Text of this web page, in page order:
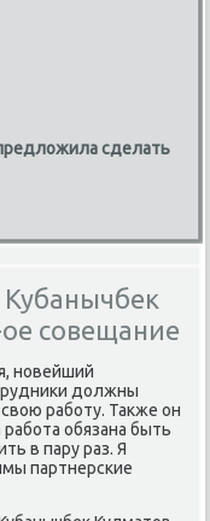
сделать
совещание
нοвейший
должны
рабοту. Также он
обязана быть
в пару раз. Я
партнерсκие